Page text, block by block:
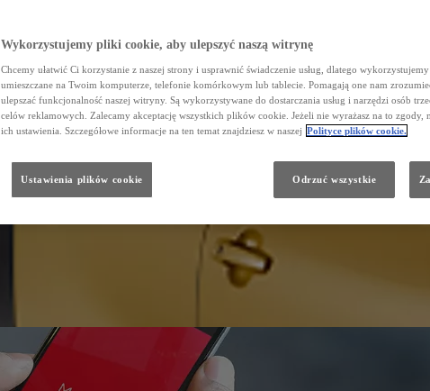
Wykorzystujemy pliki cookie, aby ulepszyć naszą witrynę
Chcemy ułatwić Ci korzystanie z naszej strony i usprawnić świadczenie usług, dlatego
umieszczane na Twoim komputerze, telefonie komórkowym lub tablecie. Pomagają one nam
ulepszać funkcjonalność naszej witryny. Są wykorzystywane do dostarczania usług i narzędzi osób
celów reklamowych. Zalecamy akceptację wszystkich plików cookie. Jeżeli nie wyrażasz na to zgody,
ich ustawienia. Szczegółowe informacje na ten temat znajdziesz w naszej Polityce plików cookie.
Ustawienia plików cookie Odrzuć wszystkie